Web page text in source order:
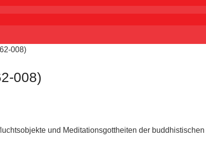
008)
008)
und Meditationsgottheiten der